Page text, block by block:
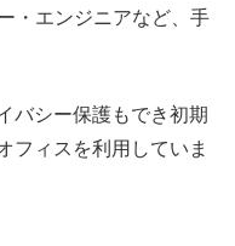
・エンジニアなど、手
バシー保護もでき初期
フィスを利用していま